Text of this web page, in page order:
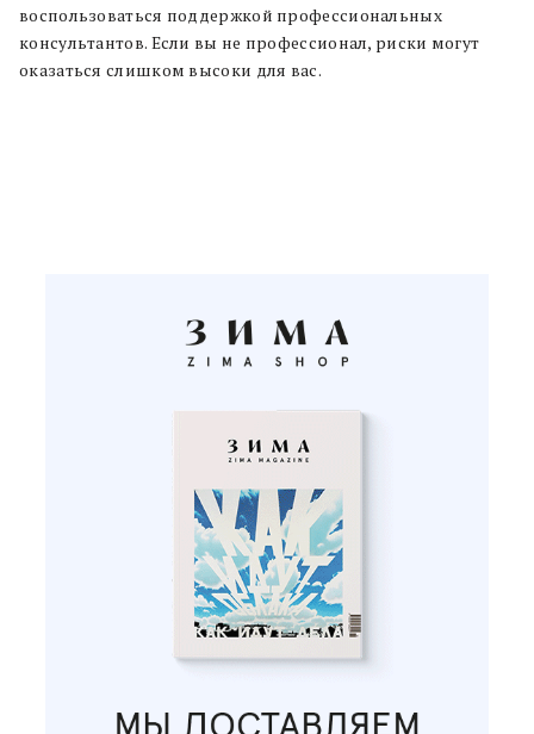
воспользоваться поддержкой профессиональных
консультантов. Если вы не профессионал, риски могут
оказаться слишком высоки для вас.